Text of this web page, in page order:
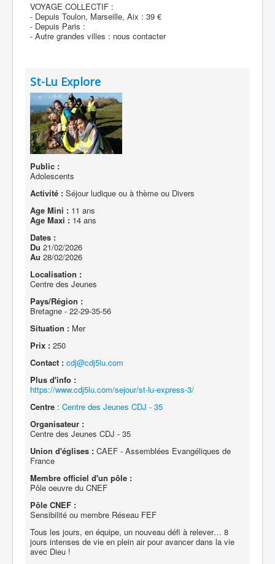
VOYAGE COLLECTIF :
- Depuis Toulon, Marseille, Aix : 39 €
- Depuis Paris :
- Autre grandes villes : nous contacter
St-Lu Explore
Public :
Adolescents
Activité : Séjour ludique ou à thème ou Divers
Age Mini : 11 ans
Age Maxi : 14 ans
Dates :
Du 21/02/2026
Au 28/02/2026
Localisation :
Centre des Jeunes
Pays/Région :
Bretagne - 22-29-35-56
Situation : Mer
Prix : 250
Contact : cdj@cdj5lu.com
Plus d'info :
https://www.cdj5lu.com/sejour/st-lu-express-3/
Centre : Centre des Jeunes CDJ - 35
Organisateur :
Centre des Jeunes CDJ - 35
Union d'églises : CAEF - Assemblées Evangéliques de
France
Membre officiel d'un pôle :
Pôle oeuvre du CNEF
Pôle CNEF :
Sensibilité ou membre Réseau FEF
Tous les jours, en équipe, un nouveau défi à relever… 8
jours intenses de vie en plein air pour avancer dans la vie
avec Dieu !